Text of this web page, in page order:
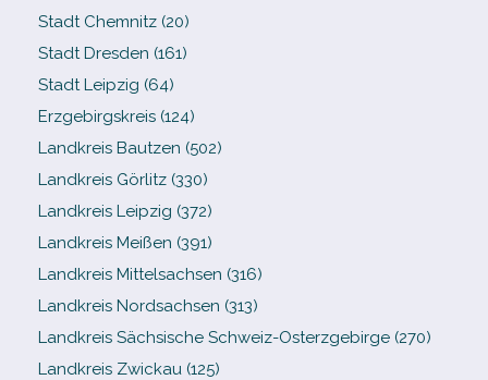
Stadt Chemnitz (20)
Stadt Dresden (161)
Stadt Leipzig (64)
Erzgebirgskreis (124)
Landkreis Bautzen (502)
Landkreis Görlitz (330)
Landkreis Leipzig (372)
Landkreis Meißen (391)
Landkreis Mittelsachsen (316)
Landkreis Nordsachsen (313)
Landkreis Sächsische Schweiz-​Osterzgebirge (270)
Landkreis Zwickau (125)